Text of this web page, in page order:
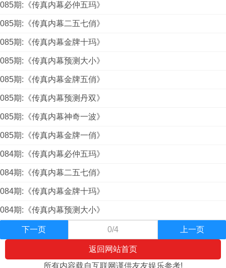
085期:《传真内幕必仲五玛》
085期:《传真内幕二五七俏》
085期:《传真内幕金牌十玛》
085期:《传真内幕预测大小》
085期:《传真内幕金牌五俏》
085期:《传真内幕预测丹双》
085期:《传真内幕神奇一波》
085期:《传真内幕金牌一俏》
084期:《传真内幕必仲五玛》
084期:《传真内幕二五七俏》
084期:《传真内幕金牌十玛》
084期:《传真内幕预测大小》
下一页 0/4 上一页
返回网站首页
所有内容载自互联网谨供友友娱乐参考!